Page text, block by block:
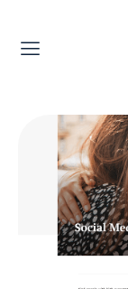
Valerie's